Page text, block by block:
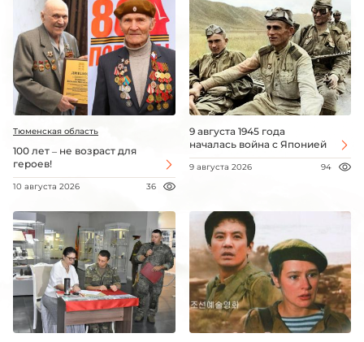
Тюменская область
100 лет – не возраст для
героев!
10 августа 2026 36
9 августа 1945 года
началась война с Японией
9 августа 2026 94